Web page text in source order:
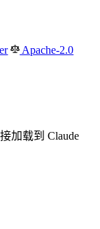
Apache-2.0
加载到 Claude